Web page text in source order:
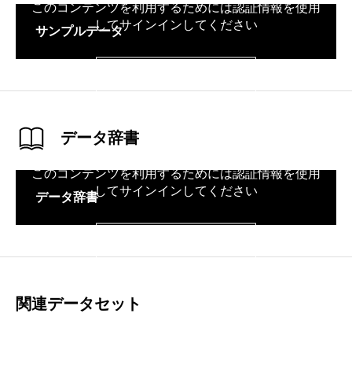
サンプルデータ
このコンテンツを利用するためには認証情報を使用
してサインインしてください
データ辞書
データ辞書
このコンテンツを利用するためには認証情報を使用
してサインインしてください
関連データセット